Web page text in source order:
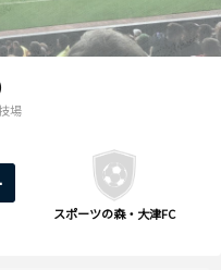
スポーツの森・大津FC
場